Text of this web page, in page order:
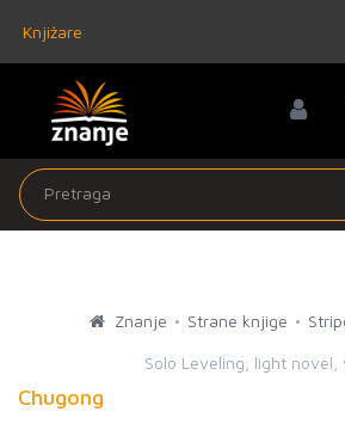
Knjižare
Znanje Strane knjige
Solo Leveling, light novel,
Chugong